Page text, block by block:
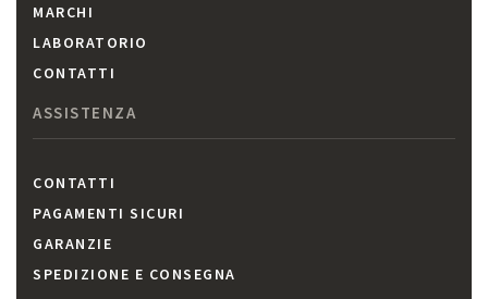
MARCHI
LABORATORIO
CONTATTI
ASSISTENZA
CONTATTI
PAGAMENTI SICURI
GARANZIE
SPEDIZIONE E CONSEGNA